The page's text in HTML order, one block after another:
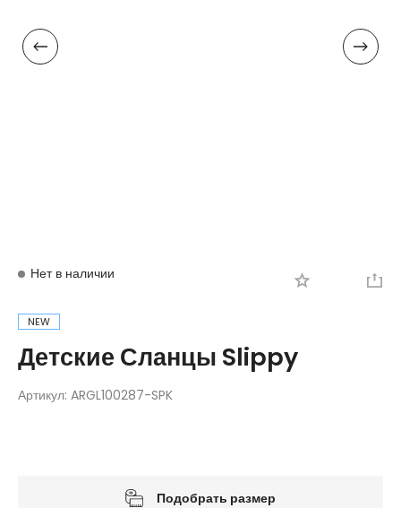
АКСЕССУАРЫ
Нет в наличии
NEW
Детские Сланцы Slippy
Артикул: ARGL100287-SPK
Подобрать размер